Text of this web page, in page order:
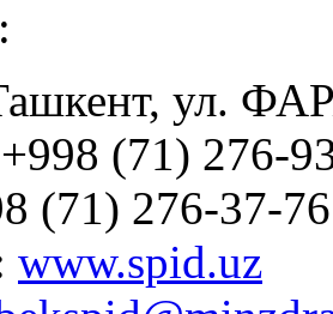
ул.
(71) 276-
(71) 276-37-76
www.spid.uz